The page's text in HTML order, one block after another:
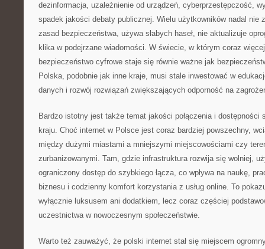
dezinformacja, uzależnienie od urządzeń, cyberprzestępczość,
spadek jakości debaty publicznej. Wielu użytkowników nadal nie
zasad bezpieczeństwa, używa słabych haseł, nie aktualizuje
klika w podejrzane wiadomości. W świecie, w którym coraz
bezpieczeństwo cyfrowe staje się równie ważne jak
Polska, podobnie jak inne kraje, musi stale inwestować w
danych i rozwój rozwiązań zwiększających odporność na
Bardzo istotny jest także temat jakości połączenia i dostępności
kraju. Choć internet w Polsce jest coraz bardziej powszechny,
między dużymi miastami a mniejszymi miejscowościami czy
zurbanizowanymi. Tam, gdzie infrastruktura rozwija się wolniej,
ograniczony dostęp do szybkiego łącza, co wpływa na naukę,
biznesu i codzienny komfort korzystania z usług online. To
wyłącznie luksusem ani dodatkiem, lecz coraz częściej
uczestnictwa w nowoczesnym społeczeństwie.
Warto też zauważyć, że polski internet stał się miejscem